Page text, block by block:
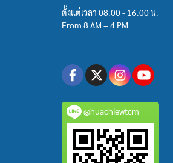
ตั้งแต่เวลา 08.00 - 16.00 น.
From 8 AM – 4 PM
@huachiewtcm